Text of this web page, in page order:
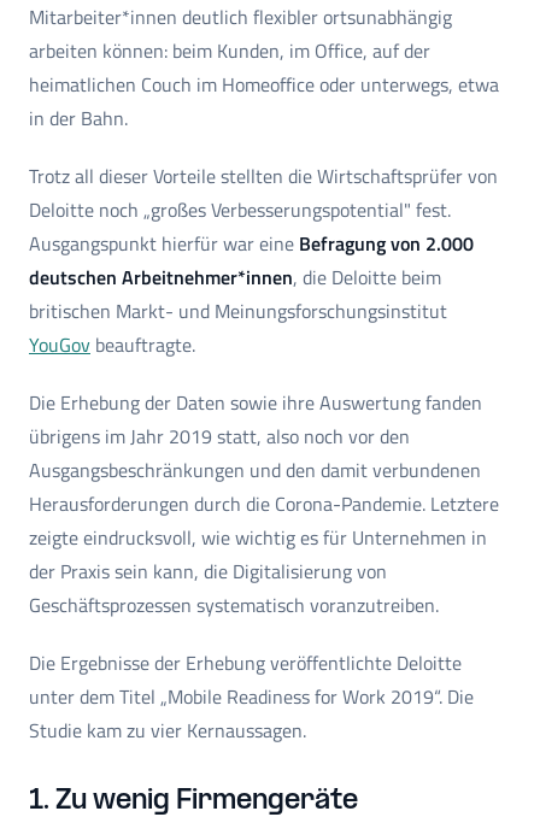
Mitarbeiter*innen deutlich flexibler ortsunabhängig
arbeiten können: beim Kunden, im Office, auf der
heimatlichen Couch im Homeoffice oder unterwegs, etwa
in der Bahn.
Trotz all dieser Vorteile stellten die Wirtschaftsprüfer von
Deloitte noch „großes Verbesserungspotential" fest.
Ausgangspunkt hierfür war eine Befragung von 2.000
deutschen Arbeitnehmer*innen, die Deloitte beim
britischen Markt- und Meinungsforschungsinstitut
YouGov beauftragte.
Die Erhebung der Daten sowie ihre Auswertung fanden
übrigens im Jahr 2019 statt, also noch vor den
Ausgangsbeschränkungen und den damit verbundenen
Herausforderungen durch die Corona-Pandemie. Letztere
zeigte eindrucksvoll, wie wichtig es für Unternehmen in
der Praxis sein kann, die Digitalisierung von
Geschäftsprozessen systematisch voranzutreiben.
Die Ergebnisse der Erhebung veröffentlichte Deloitte
unter dem Titel „Mobile Readiness for Work 2019“. Die
Studie kam zu vier Kernaussagen.
1. Zu wenig Firmengeräte